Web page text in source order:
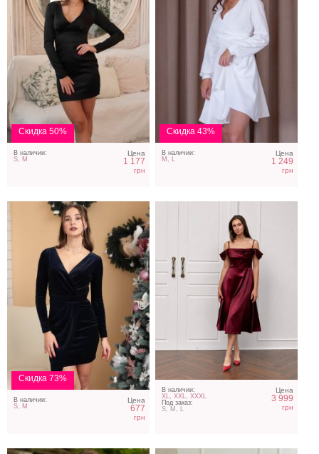
Скидка 50%
В наличии:
S, M
Цена
1 177
грн
Скидка 43%
В наличии:
M, L
Цена
1 249
грн
Черное бархатное платье
с блеском на любой
повод
Скидка 73%
В наличии:
S, M
Цена
677
грн
Бордовое атласное
В наличии:
XL, XXL, XXXL
Под заказ:
S, M, L
Цена
3 999
грн
Нарядное корсетное
белое платье ниже колен
Нарядное платье на
запах с рукавом 3/4 цвет
мокко